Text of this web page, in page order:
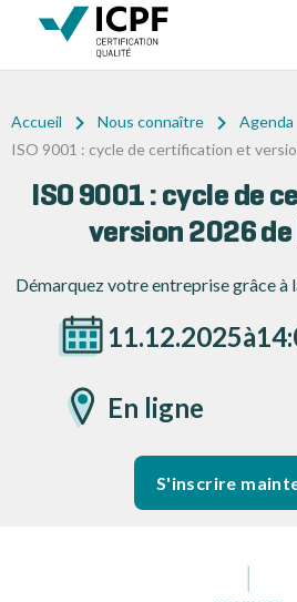
Accueil Nous connaître
Agenda
ISO 9001 : cycle de certification et
ISO 9001 : cycle de
version 2026
Démarquez votre entreprise grâce
11.12.2025à
En ligne
S'inscrire